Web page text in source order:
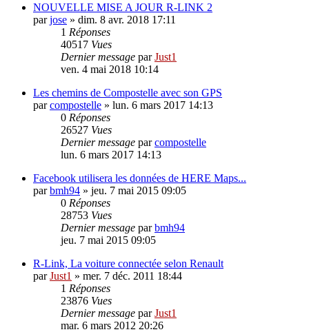
NOUVELLE MISE A JOUR R-LINK 2
parjose » dim. 8 avr. 2018 17:11
1 Réponses
40517 Vues
Dernier message parJust1
ven. 4 mai 2018 10:14
Les chemins de Compostelle avec son GPS
parcompostelle » lun. 6 mars 2017 14:13
0 Réponses
26527 Vues
Dernier message parcompostelle
lun. 6 mars 2017 14:13
Facebook utilisera les données de HERE Maps...
parbmh94 » jeu. 7 mai 2015 09:05
0 Réponses
28753 Vues
Dernier message parbmh94
jeu. 7 mai 2015 09:05
R-Link, La voiture connectée selon Renault
parJust1 » mer. 7 déc. 2011 18:44
1 Réponses
23876 Vues
Dernier message parJust1
mar. 6 mars 2012 20:26